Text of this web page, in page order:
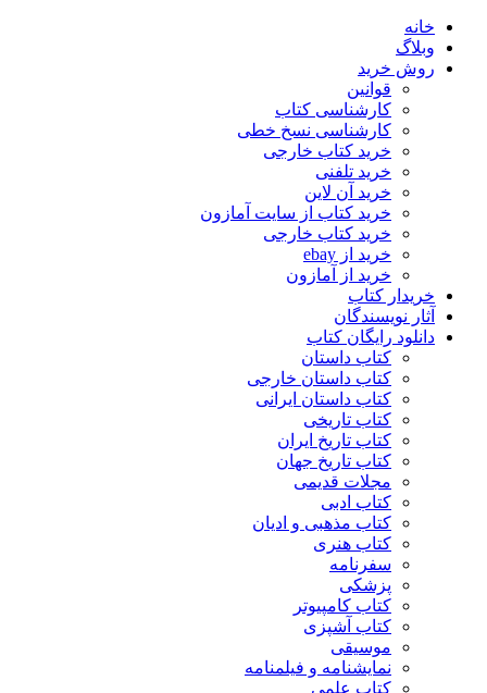
خانه
وبلاگ
روش خرید
قوانین
کارشناسی کتاب
کارشناسی نسخ خطی
خرید کتاب خارجی
خرید تلفنی
خرید آن لاین
خرید کتاب از سایت آمازون
خرید کتاب خارجی
خرید از ebay
خرید از آمازون
خریدار کتاب
آثار نویسندگان
دانلود رایگان کتاب
کتاب داستان
کتاب داستان خارجی
کتاب داستان ایرانی
کتاب تاریخی
کتاب تاریخ ایران
کتاب تاریخ جهان
مجلات قدیمی
کتاب ادبی
کتاب مذهبی و ادیان
کتاب هنری
سفرنامه
پزشکی
کتاب کامپیوتر
کتاب آشپزی
موسیقی
نمایشنامه و فیلمنامه
کتاب علمی